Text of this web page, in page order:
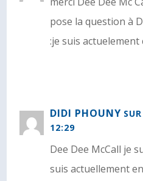
pose la question à
:je suis actuelement
DIDI PHOUNY
12:29
Dee Dee McCall je
suis actuellement